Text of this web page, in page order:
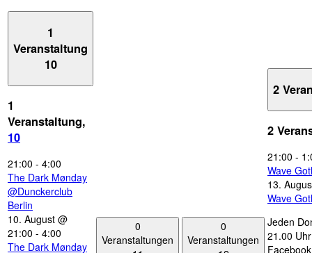
1
Veranstaltung
10
1
Veranstaltung,
10
21:00 - 4:00
The Dark Mønday
@Dunckerclub
Berlin
10. August @
21:00 - 4:00
The Dark Mønday
0
Veranstaltungen
0
Veranstaltungen
2
2
21:00 -
Wave
13.
Wave
Jeden
21.00